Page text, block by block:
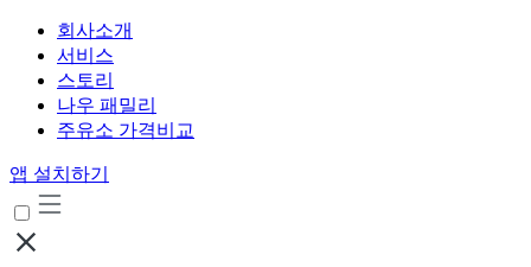
회사소개
서비스
스토리
나우 패밀리
주유소 가격비교
앱 설치하기